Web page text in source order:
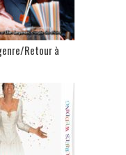
Retour à